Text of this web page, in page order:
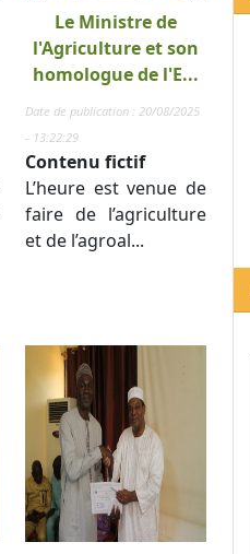
Le Ministre de
l'Agriculture et son
homologue de l'E...
Date de publication : 20/08/2025
- 13:22:29
Contenu fictif
L’heure est venue de
faire de l’agriculture
et de l’agroal...